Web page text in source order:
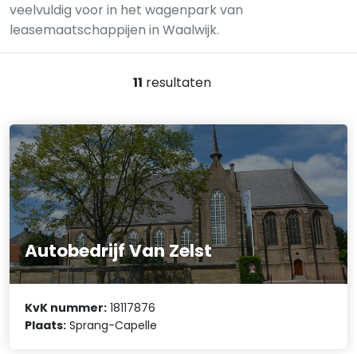
veelvuldig voor in het wagenpark van
leasemaatschappijen in Waalwijk.
11 resultaten
Autobedrijf Van Zelst
KvK nummer: 18117876
Plaats: Sprang-Capelle